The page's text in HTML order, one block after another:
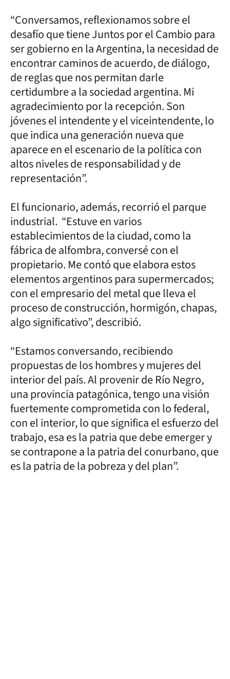
“Conversamos, reflexionamos sobre el
desafío que tiene Juntos por el Cambio para
ser gobierno en la Argentina, la necesidad de
encontrar caminos de acuerdo, de diálogo,
de reglas que nos permitan darle
certidumbre a la sociedad argentina. Mi
agradecimiento por la recepción. Son
jóvenes el intendente y el viceintendente, lo
que indica una generación nueva que
aparece en el escenario de la política con
altos niveles de responsabilidad y de
representación”.
El funcionario, además, recorrió el parque
industrial. “Estuve en varios
establecimientos de la ciudad, como la
fábrica de alfombra, conversé con el
propietario. Me contó que elabora estos
elementos argentinos para supermercados;
con el empresario del metal que lleva el
proceso de construcción, hormigón, chapas,
algo significativo”, describió.
“Estamos conversando, recibiendo
propuestas de los hombres y mujeres del
interior del país. Al provenir de Río Negro,
una provincia patagónica, tengo una visión
fuertemente comprometida con lo federal,
con el interior, lo que significa el esfuerzo del
trabajo, esa es la patria que debe emerger y
se contrapone a la patria del conurbano, que
es la patria de la pobreza y del plan”.